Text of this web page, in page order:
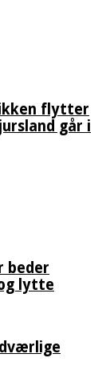
flytter
går i
beder
lytte